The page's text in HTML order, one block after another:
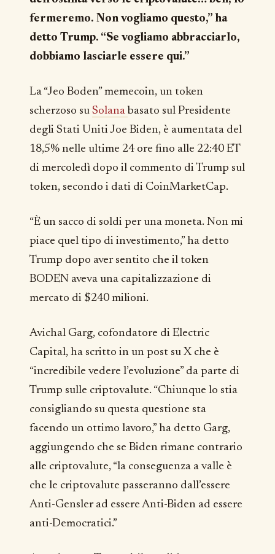
fermeremo. Non vogliamo questo,” ha
detto Trump. “Se vogliamo abbracciarlo,
dobbiamo lasciarle essere qui.”
La “Jeo Boden” memecoin, un token
scherzoso su Solana basato sul Presidente
degli Stati Uniti Joe Biden, è aumentata del
18,5% nelle ultime 24 ore fino alle 22:40 ET
di mercoledì dopo il commento di Trump sul
token, secondo i dati di CoinMarketCap.
“È un sacco di soldi per una moneta. Non mi
piace quel tipo di investimento,” ha detto
Trump dopo aver sentito che il token
BODEN aveva una capitalizzazione di
mercato di $240 milioni.
Avichal Garg, cofondatore di Electric
Capital, ha scritto in un post su X che è
“incredibile vedere l’evoluzione” da parte di
Trump sulle criptovalute. “Chiunque lo stia
consigliando su questa questione sta
facendo un ottimo lavoro,” ha detto Garg,
aggiungendo che se Biden rimane contrario
alle criptovalute, “la conseguenza a valle è
che le criptovalute passeranno dall’essere
Anti-Gensler ad essere Anti-Biden ad essere
anti-Democratici.”